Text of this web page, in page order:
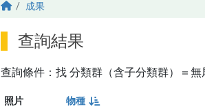
成果
查詢結果
查詢條件：找 分類群（含子分類群）＝無
照片
物種